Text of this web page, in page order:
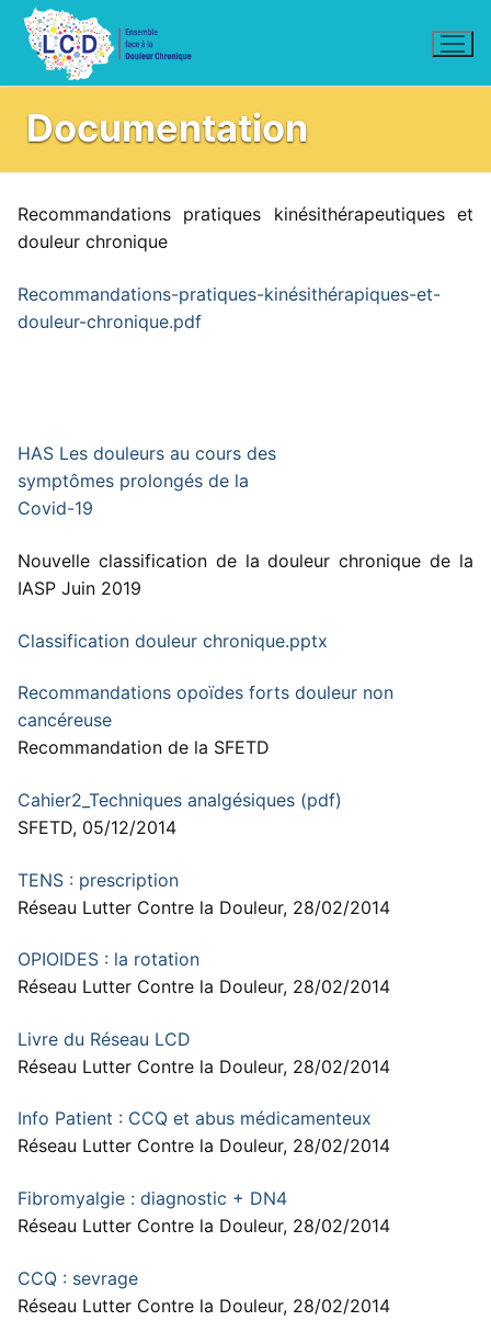
Aller
contenu
Documentation
Recommandations pratiques kinésithérapeutiques et
douleur chronique
Recommandations-pratiques-kinésithérapiques-et-
douleur-chronique.pdf
HAS Les douleurs au cours des
symptômes prolongés de la
Covid-19
Nouvelle classification de la douleur chronique de la
IASP Juin 2019
Classification douleur chronique.pptx
Recommandations opoïdes forts douleur non
cancéreuse
Recommandation de la SFETD
Cahier2_Techniques analgésiques (pdf)
SFETD, 05/12/2014
TENS : prescription
Réseau Lutter Contre la Douleur, 28/02/2014
OPIOIDES : la rotation
Réseau Lutter Contre la Douleur, 28/02/2014
Livre du Réseau LCD
Réseau Lutter Contre la Douleur, 28/02/2014
Info Patient : CCQ et abus médicamenteux
Réseau Lutter Contre la Douleur, 28/02/2014
Fibromyalgie : diagnostic + DN4
Réseau Lutter Contre la Douleur, 28/02/2014
CCQ : sevrage
Réseau Lutter Contre la Douleur, 28/02/2014